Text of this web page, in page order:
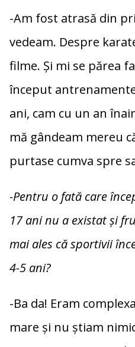
-Am fost atrasă din
vedeam. Despre
filme. Și mi se părea
început
ani, cam cu un an
mă gândeam mereu
purtase cumva spre
-Pentru o fată care
17 ani nu a existat și
mai ales că sportivii
4-5 ani?
-Ba da! Eram
mare și nu știam